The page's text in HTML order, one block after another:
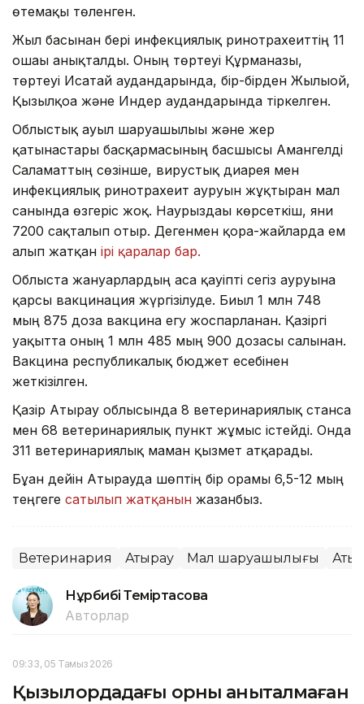
өтемақы төленген.
Жыл басынан бері инфекциялық ринотрахеиттің 11
ошағы анықталды. Оның төртеуі Құрманғазы,
төртеуі Исатай аудандарында, бір-бірден Жылыой,
Қызылқоға және Индер аудандарында тіркелген.
Облыстық ауыл шаруашылығы және жер
қатынастары басқармасының басшысы Амангелді
Саламаттың сөзінше, вирустық диарея мен
инфекциялық ринотрахеит ауруын жұқтырған мал
санында өзгеріс жоқ. Наурыздағы көрсеткіш, яғни
7200 сақталып отыр. Дегенмен қора-жайларда ем
алып жатқан ірі қаралар бар.
Облыста жануарлардың аса қауіпті сегіз ауруына
қарсы вакцинация жүргізілуде. Биыл 1 млн 748
мың 875 доза вакцина егу жоспарланған. Қазіргі
уақытта оның 1 млн 485 мың 900 дозасы салынған.
Вакцина республикалық бюджет есебінен
жеткізілген.
Қазір Атырау облысында 8 ветеринариялық станса
мен 68 ветеринариялық пункт жұмыс істейді. Онда
311 ветеринариялық маман қызмет атқарады.
Бұған дейін Атырауда шөптің бір орамы 6,5-12 мың
теңгеге сатылып жатқанын жазғанбыз.
Ветеринария Атырау Мал шаруашылығы
Нұрбибі Теміртасова
Авторлар
09:33, 05 Тамыз 2026
Қызылордадағы орны анықталмаған